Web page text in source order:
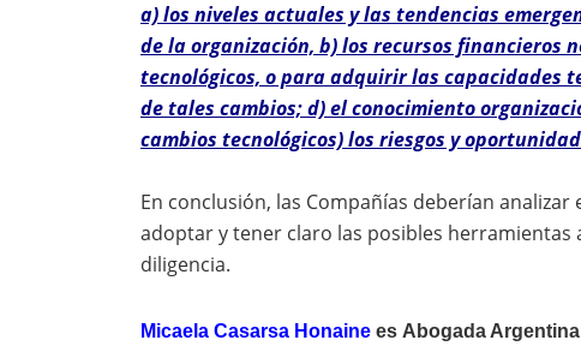
a) los niveles actuales y las tendencias
de la organización, b) los recursos financieros
tecnológicos, o para adquirir las capacidades
de tales cambios; d) el conocimiento
cambios tecnológicos) los riesgos y
En conclusión, las Compañías deberían analizar
adoptar y tener claro las posibles
diligencia.
Micaela Casarsa Honaine es Abogada